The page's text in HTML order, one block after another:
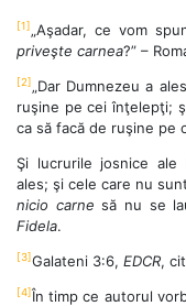
[1] „Aşadar, ce vom
priveşte carnea?” –
[2] „Dar Dumnezeu a
ruşine pe cei înţelepţi;
ca să facă de ruşine pe
Şi lucrurile josnice
ales; şi cele care nu
nicio carne să nu se
Fidela.
[3]Galateni 3:6, EDCR,
[4]În timp ce autorul